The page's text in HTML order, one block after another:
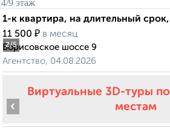
2/5
1-к квартира, на длительный
11 500 ₽ в месяц
Борисовское шоссе 9
Агентство, 04.08.2026
Виртуальные 3D-туры
местам
‹